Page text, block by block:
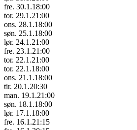
fre. 30.1.18:00
tor. 29.1.21:00
ons. 28.1.18:00
søn. 25.1.18:00
lør. 24.1.21:00
fre. 23.1.21:00
tor. 22.1.21:00
tor. 22.1.18:00
ons. 21.1.18:00
tir. 20.1.20:30
man. 19.1.21:00
søn. 18.1.18:00
lør. 17.1.18:00
fre. 16.1.21:15